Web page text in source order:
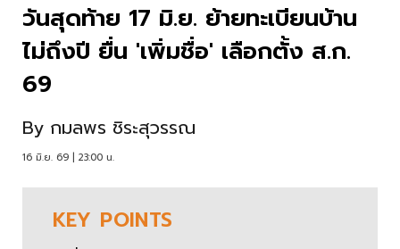
วันสุดท้าย 17 มิ.ย. ย้ายทะเบียนบ้าน
ไม่ถึงปี ยื่น 'เพิ่มชื่อ' เลือกตั้ง ส.ก.
69
By กมลพร ชิระสุวรรณ
16 มิ.ย. 69 | 23:00 น.
KEY POINTS